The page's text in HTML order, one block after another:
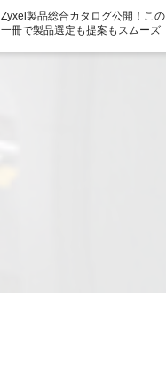
Zyxel製品総合カタログ公開！この
一冊で製品選定も提案もスムーズ